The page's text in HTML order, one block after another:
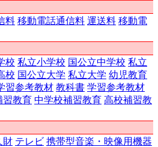
料 移動電話通信料 運送料 移動電
校 私立小学校 国公立中学校 私立
校 国公立大学 私立大学 幼児教育
習参考教材 教科書 学習参考教材
習教育 中学校補習教育 高校補習教
財 テレビ 携帯型音楽・映像用機器